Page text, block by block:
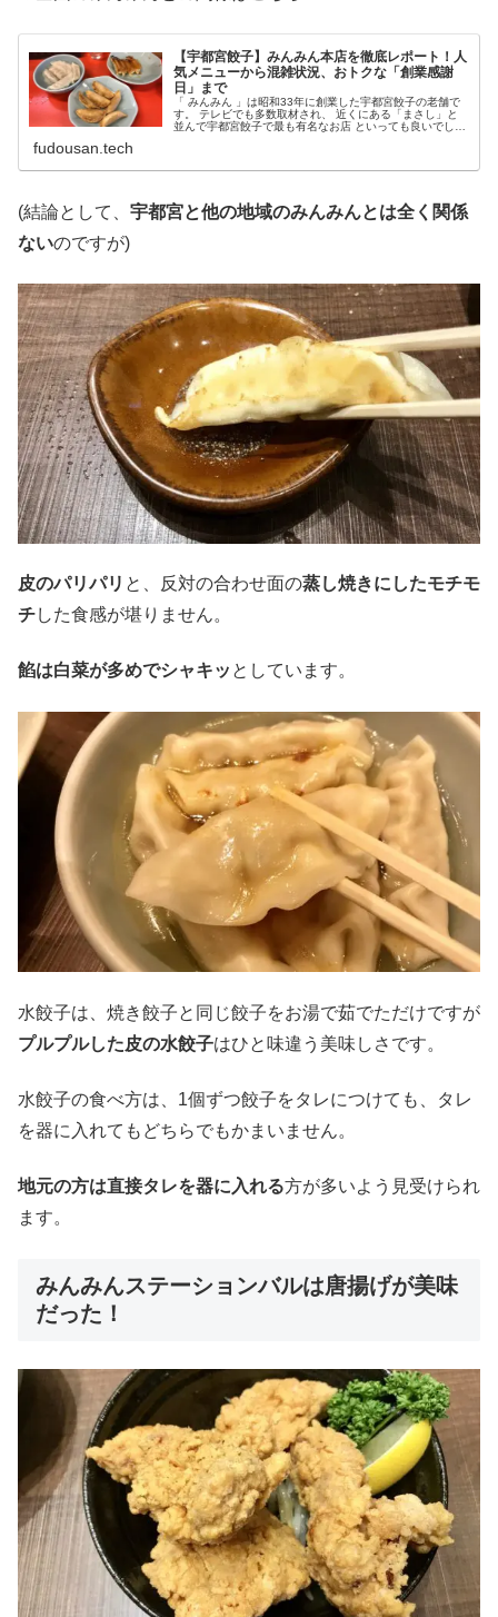
【宇都宮餃子】みんみん本店を徹底レポート！人
気メニューから混雑状況、おトクな「創業感謝
日」まで
「 みんみん 」は昭和33年に創業した宇都宮餃子の老舗で
す。 テレビでも多数取材され、 近くにある「まさし」と
並んで宇都宮餃子で最も有名なお店 といっても良いでしょ
fudousan.tech
(結論として、 宇都宮と他の地域のみんみんとは全く関係
ないのですが)
皮のパリパリ と、反対の合わせ面の蒸し焼きにしたモチモ
チした食感が堪りません。
餡は白菜が多めでシャキッ としています。
水餃子は、焼き餃子と同じ餃子をお湯で茹でただけですが
プルプルした皮の水餃子はひと味違う美味しさです。
水餃子の食べ方は、1個ずつ餃子をタレにつけても、タレ
を器に入れてもどちらでもかまいません。
地元の方は直接タレを器に入れる方が多いよう見受けられ
ます。
みんみんステーションバルは唐揚げが美味
だった！